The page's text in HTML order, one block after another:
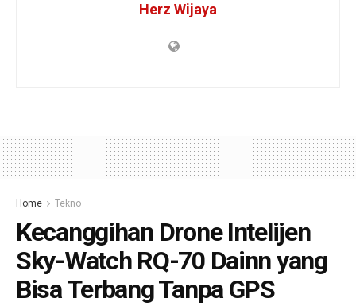
Herz Wijaya
Home Tekno
Kecanggihan Drone Intelijen
Sky-Watch RQ-70 Dainn yang
Bisa Terbang Tanpa GPS